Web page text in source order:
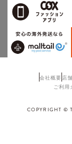
会社概要 店
ご利用
COPYRIGHT ©